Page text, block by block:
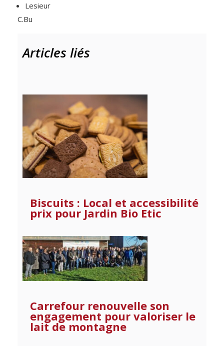
Lesieur
C.Bu
Articles liés
Biscuits : Local et accessibilité
prix pour Jardin Bio Etic
Carrefour renouvelle son
engagement pour valoriser le
lait de montagne